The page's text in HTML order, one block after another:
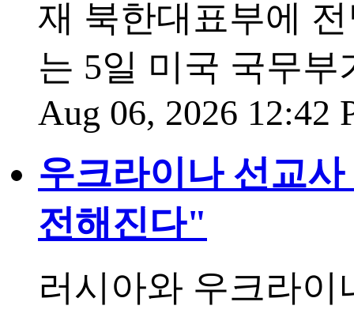
재 북한대표부에
는 5일 미국 국무
Aug 06, 2026 12:42
우크라이나 선교
전해진다"
러시아와 우크라이